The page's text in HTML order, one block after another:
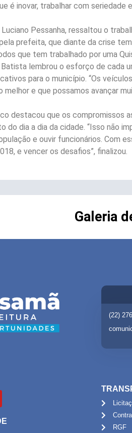
é inovar, trabalhar com
Pessanha, ressaltou o
prefeita, que diante da crise
que tem trabalhado por uma
lembrou o esforço de cada
para o município. “Os
melhor e que possamos avançar
destacou que os compromissos
dia a dia da cidade. “Isso não
e ouvir funcionários. Com
e vencer os desafios”, finalizou.
Galeria
(22)
RGF